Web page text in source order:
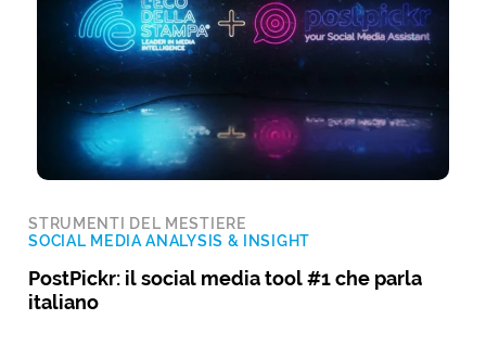
STRUMENTI DEL MESTIERE
SOCIAL MEDIA ANALYSIS & INSIGHT
PostPickr: il social media tool #1 che parla
italiano